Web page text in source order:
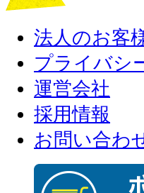
法人のお客
プライバシ
運営会社
採用情報
お問い合わ